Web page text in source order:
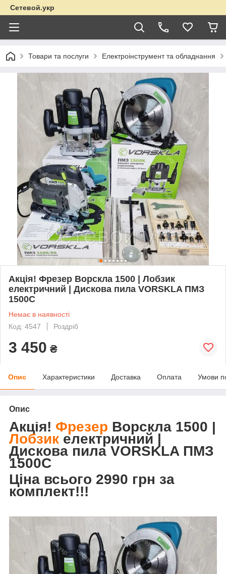
Сетевой.укр
Товари та послуги Електроінструмент та обладнання
Акція! Фрезер Ворскла 1500 | Лобзик
електричний | Дискова пила VORSKLA ПМЗ
1500С
Немає в наявності
Код: 4547
Роздріб
3 450 ₴
Опис Характеристики Доставка Оплата Умови
Опис
Акція! Фрезер Ворскла 1500 |
Лобзик електричний |
Дискова пила VORSKLA ПМЗ
1500С
Ціна всього 2990 грн за
комплект!!!